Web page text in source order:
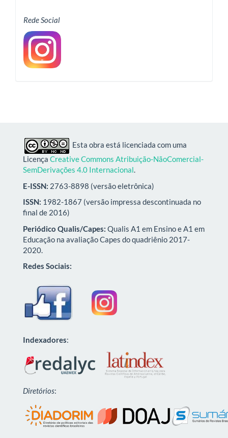
Rede Social
Esta obra está licenciada com uma
Licença Creative Commons Atribuição-NãoComercial-
SemDerivações 4.0 Internacional.
E-ISSN: 2763-8898 (versão eletrônica)
ISSN: 1982-1867 (versão impressa descontinuada no
final de 2016)
Periódico Qualis/Capes: Qualis A1 em Ensino e A1 em
Educação na avaliação Capes do quadriênio 2017-
2020.
Redes Sociais:
Indexadores:
Diretórios: